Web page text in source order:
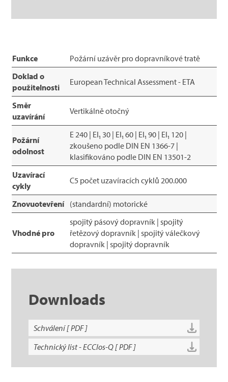
Funkce
Požární uzávěr pro dopravníkové tratě
Doklad o
použitelnosti
European Technical Assessment - ETA
Směr
uzavírání
Vertikálně otočný
Požární
odolnost
E 240 | EI₁ 30 | EI₁ 60 | EI₁ 90 | EI₁ 120 |
zkoušeno podle DIN EN 1366-7 |
klasifikováno podle DIN EN 13501-2
Uzavírací
cykly
C5 počet uzavíracích cyklů 200.000
Znovuotevření (standardní) motorické
Vhodné pro
spojitý pásový dopravník | spojitý
řetězový dopravník | spojitý válečkový
dopravník | spojitý dopravník
Downloads
Schválení [ PDF ]
Technický list - ECClos-Q [ PDF ]